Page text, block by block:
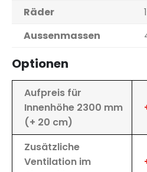
Räder
Aussenmassen
Optionen
Aufpreis für
Innenhöhe 2300 mm
(+ 20 cm)
Zusätzliche
Ventilation im